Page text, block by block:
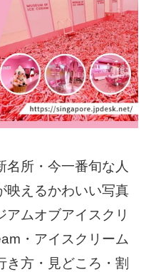
名所・今一番旬な人
映えるかわいい写真
アムオブアイスクリ
・アイスクリーム
き方・見どころ・割